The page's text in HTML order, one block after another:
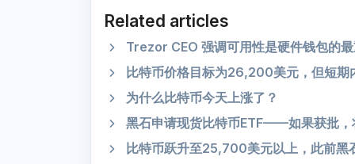
Related articles
Trezor CEO 强调可用性是硬件钱包的
比特币价格目标为26,200美元，但短期
为什么比特币今天上涨了？
黑石申请现货比特币ETF——如果获批，
比特币跃升至25,700美元以上，此前黑